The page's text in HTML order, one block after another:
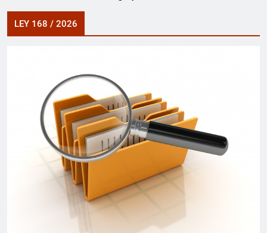
LEY 168 / 2026